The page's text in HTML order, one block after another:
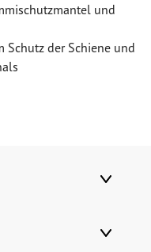
und
Schutz der Schiene und